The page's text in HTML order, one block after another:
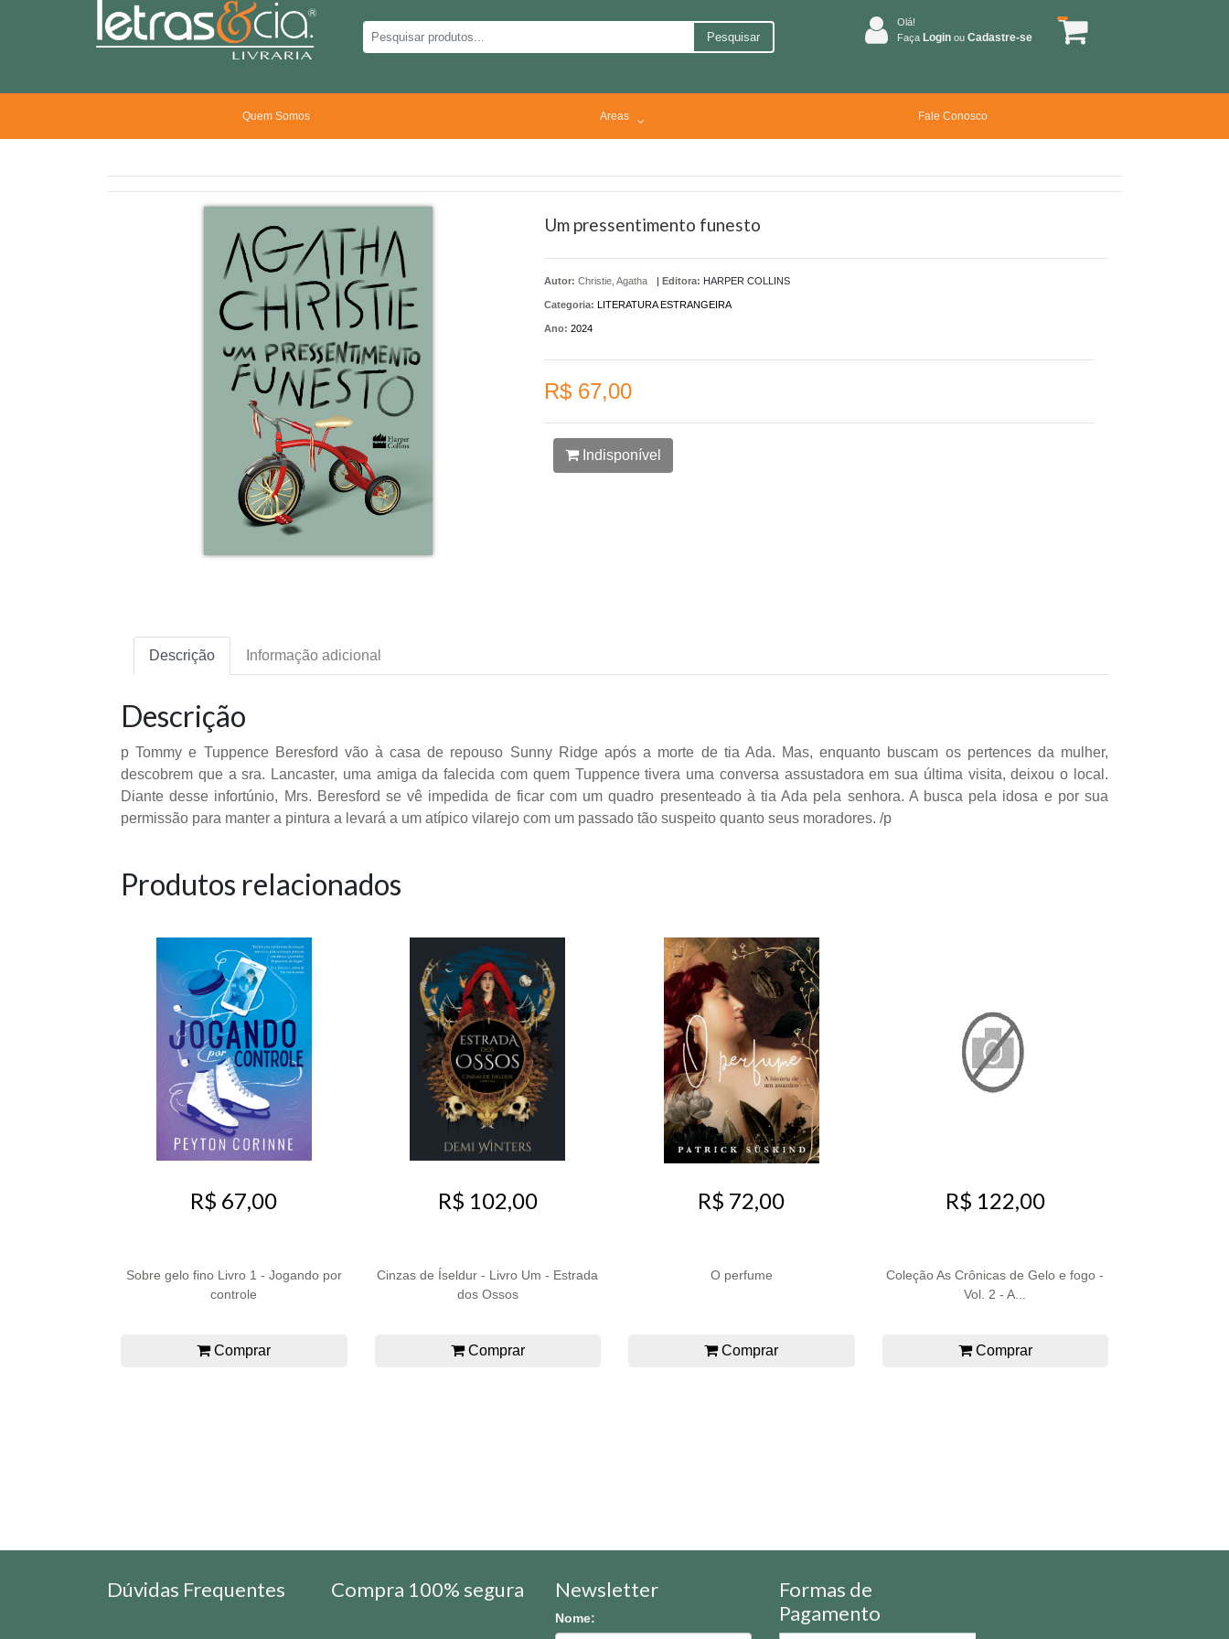
Pesquisar
Olá!
Faça Login ou Cadastre-se
Quem Somos Areas Fale Conosco
Um pressentimento funesto
Autor: Christie, Agatha | Editora: HARPER COLLINS
Categoria: LITERATURA ESTRANGEIRA
Ano: 2024
R$ 67,00
Indisponível
Descrição Informação adicional
Descrição
p Tommy e Tuppence Beresford vão à casa de repouso Sunny Ridge após a morte de tia Ada. Mas, enquanto buscam os pertences da mulher,
descobrem que a sra. Lancaster, uma amiga da falecida com quem Tuppence tivera uma conversa assustadora em sua última visita, deixou o local.
Diante desse infortúnio, Mrs. Beresford se vê impedida de ficar com um quadro presenteado à tia Ada pela senhora. A busca pela idosa e por sua
permissão para manter a pintura a levará a um atípico vilarejo com um passado tão suspeito quanto seus moradores. /p
Produtos relacionados
R$ 67,00
Sobre gelo fino Livro 1 - Jogando por
controle
Comprar
R$ 102,00
Cinzas de Íseldur - Livro Um - Estrada
dos Ossos
Comprar
R$ 72,00
O perfume
Comprar
R$ 122,00
Coleção As Crônicas de Gelo e fogo -
Vol. 2 - A...
Comprar
Dúvidas Frequentes Compra 100% segura Newsletter
Nome:
Formas de
Pagamento